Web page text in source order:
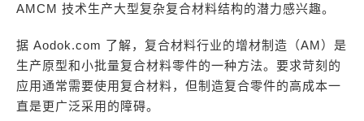
AMCM 技术生产大型复杂复合材料结构的潜力感兴趣。
据 Aodok.com 了解，复合材料行业的增材制造（AM）是
生产原型和小批量复合材料零件的一种方法。要求苛刻的
应用通常需要使用复合材料，但制造复合零件的高成本一
直是更广泛采用的障碍。